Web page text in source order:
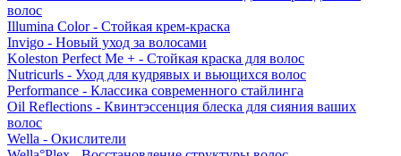
волос
Illumina Color - Стойкая крем-краска
Invigo - Новый уход за волосами
Koleston Perfect Me + - Стойкая краска для волос
Nutricurls - Уход для кудрявых и вьющихся волос
Performance - Классика современного стайлинга
Oil Reflections - Квинтэссенция блеска для сияния ваших
волос
Wella - Окислители